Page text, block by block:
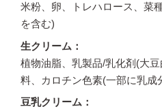
米粉、卵、トレハロース、菜
を含む)
生クリーム
植物油脂、乳製品/乳化剤(大
料、カロチン色素(一部に乳成
豆乳クリーム